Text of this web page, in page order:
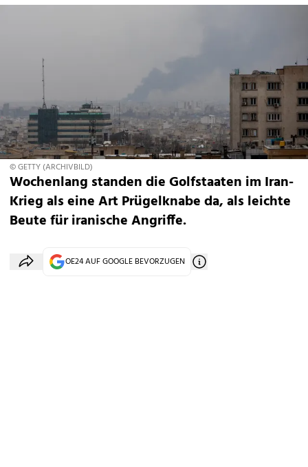
© GETTY (ARCHIVBILD)
Wochenlang standen die Golfstaaten im Iran-
Krieg als eine Art Prügelknabe da, als leichte
Beute für iranische Angriffe.
OE24 AUF GOOGLE BEVORZUGEN